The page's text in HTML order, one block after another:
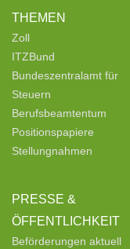
THEMEN
Zoll
ITZBund
Bundeszentralamt für
Steuern
Berufsbeamtentum
Positionspapiere
Stellungnahmen
PRESSE &
ÖFFENTLICHKEIT
Beförderungen aktuell